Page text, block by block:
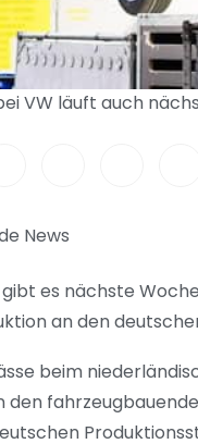
VW läuft auch
News
es nächste
an den
beim
den